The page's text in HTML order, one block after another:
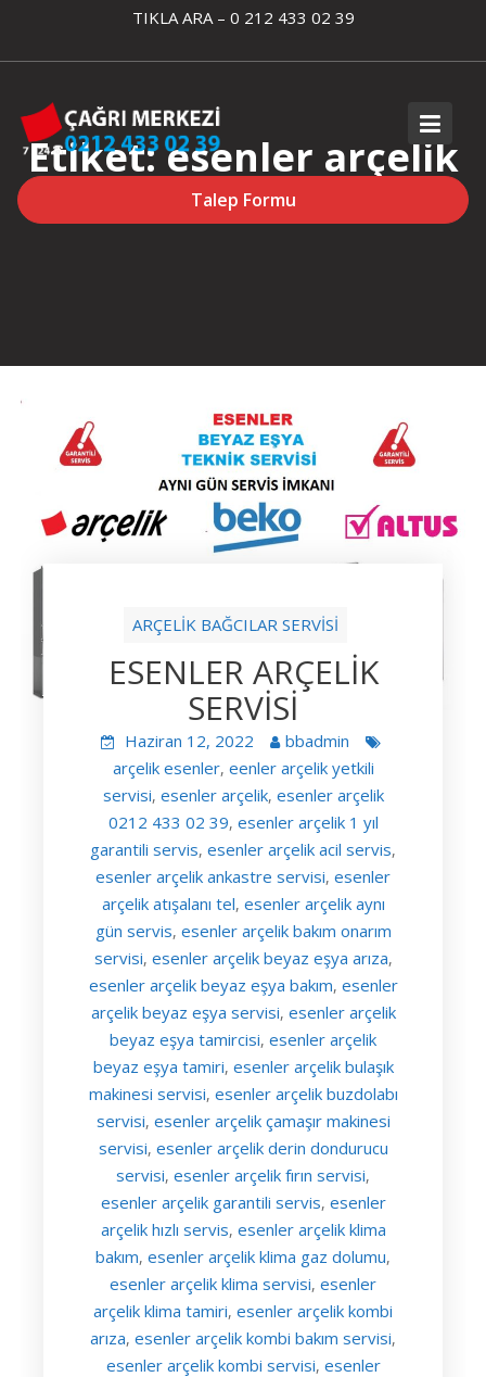
content
TIKLA ARA – 0 212 433 02 39
Talep Formu
Etiket:esenler arçelik
beyaz eşya tamiri
ARÇELİK BAĞCILAR SERVİSİ
ESENLER ARÇELİK
SERVİSİ
Haziran 12, 2022
bbadmin
arçelik esenler, eenler arçelik yetkili
servisi, esenler arçelik, esenler arçelik
0212 433 02 39, esenler arçelik 1 yıl
garantili servis, esenler arçelik acil servis,
esenler arçelik ankastre servisi, esenler
arçelik atışalanı tel, esenler arçelik aynı
gün servis, esenler arçelik bakım onarım
servisi, esenler arçelik beyaz eşya arıza,
esenler arçelik beyaz eşya bakım, esenler
arçelik beyaz eşya servisi, esenler arçelik
beyaz eşya tamircisi, esenler arçelik
beyaz eşya tamiri, esenler arçelik bulaşık
makinesi servisi, esenler arçelik buzdolabı
servisi, esenler arçelik çamaşır makinesi
servisi, esenler arçelik derin dondurucu
servisi, esenler arçelik fırın servisi,
esenler arçelik garantili servis, esenler
arçelik hızlı servis, esenler arçelik klima
bakım, esenler arçelik klima gaz dolumu,
esenler arçelik klima servisi, esenler
arçelik klima tamiri, esenler arçelik kombi
arıza, esenler arçelik kombi bakım servisi,
esenler arçelik kombi servisi, esenler